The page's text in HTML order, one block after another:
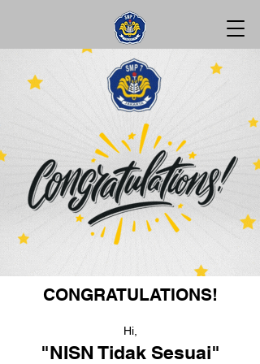
CONGRATULATIONS!
Hi,
"NISN Tidak Sesuai"